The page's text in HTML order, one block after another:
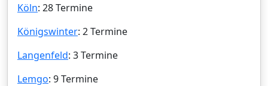
Köln: 28 Termine
Königswinter: 2 Termine
Langenfeld: 3 Termine
Lemgo: 9 Termine